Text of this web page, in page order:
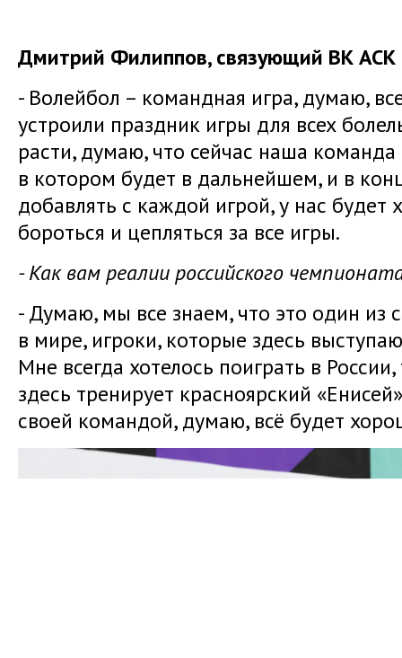
Дмитрий Филиппов, связующий ВК
- Волейбол – командная игра, думаю,
устроили праздник игры для всех
расти, думаю, что сейчас наша
в котором будет в дальнейшем, и в
добавлять с каждой игрой, у нас
бороться и цепляться за все игры.
- Как вам реалии российского
- Думаю, мы все знаем, что это один из
в мире, игроки, которые здесь
Мне всегда хотелось поиграть в
здесь тренирует красноярский
своей командой, думаю, всё будет